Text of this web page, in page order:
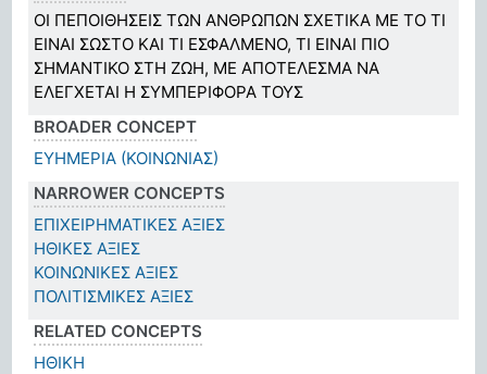
ΟΙ ΠΕΠΟΙΘΗΣΕΙΣ ΤΩΝ ΑΝΘΡΩΠΩΝ ΣΧΕΤΙΚΑ ΜΕ ΤΟ ΤΙ
ΕΙΝΑΙ ΣΩΣΤΟ ΚΑΙ ΤΙ ΕΣΦΑΛΜΕΝΟ, ΤΙ ΕΙΝΑΙ ΠΙΟ
ΣΗΜΑΝΤΙΚΟ ΣΤΗ ΖΩΗ, ΜΕ ΑΠΟΤΕΛΕΣΜΑ ΝΑ
ΕΛΕΓΧΕΤΑΙ Η ΣΥΜΠΕΡΙΦΟΡΑ ΤΟΥΣ
BROADER CONCEPT
ΕΥΗΜΕΡΙΑ (ΚΟΙΝΩΝΙΑΣ)
NARROWER CONCEPTS
ΕΠΙΧΕΙΡΗΜΑΤΙΚΕΣ ΑΞΙΕΣ
ΗΘΙΚΕΣ ΑΞΙΕΣ
ΚΟΙΝΩΝΙΚΕΣ ΑΞΙΕΣ
ΠΟΛΙΤΙΣΜΙΚΕΣ ΑΞΙΕΣ
RELATED CONCEPTS
ΗΘΙΚΗ